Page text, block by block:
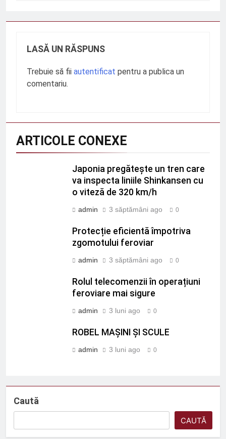
LASĂ UN RĂSPUNS
Trebuie să fii autentificat pentru a publica un
comentariu.
ARTICOLE CONEXE
Japonia pregătește un tren care
va inspecta liniile Shinkansen cu
o viteză de 320 km/h
admin 3 săptămâni ago 0
Protecție eficientă împotriva
zgomotului feroviar
admin 3 săptămâni ago 0
Rolul telecomenzii în operațiuni
feroviare mai sigure
admin 3 luni ago 0
ROBEL MAȘINI ȘI SCULE
admin 3 luni ago 0
Caută
CAUTĂ